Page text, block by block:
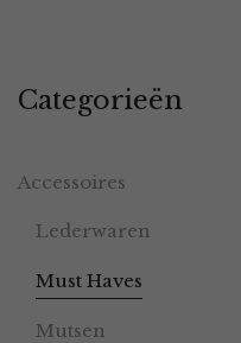
Categorieën
Accessoires
Lederwaren
Must Haves
Mutsen